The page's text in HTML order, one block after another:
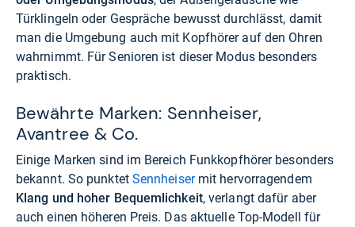
Türklingeln oder Gespräche bewusst durchlässt, damit
man die Umgebung auch mit Kopfhörer auf den Ohren
wahrnimmt. Für Senioren ist dieser Modus besonders
praktisch.
Bewährte Marken: Sennheiser,
Avantree & Co.
Einige Marken sind im Bereich Funkkopfhörer besonders
bekannt. So punktet Sennheisermit hervorragendem
Klang und hoher Bequemlichkeit, verlangt dafür aber
auch einen höheren Preis. Das aktuelle Top-Modell für